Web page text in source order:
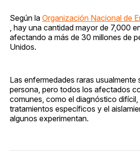
Según la Organización Nacional de
, hay una cantidad mayor de 7,000
afectando a más de 30 millones de
Unidos.
Las enfermedades raras usualmente
persona, pero todos los afectados
comunes, como el diagnóstico difícil,
tratamientos específicos y el
algunos experimentan.